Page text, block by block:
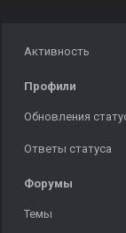
Активность
Профили
Обновления
Ответы статуса
Форумы
Темы